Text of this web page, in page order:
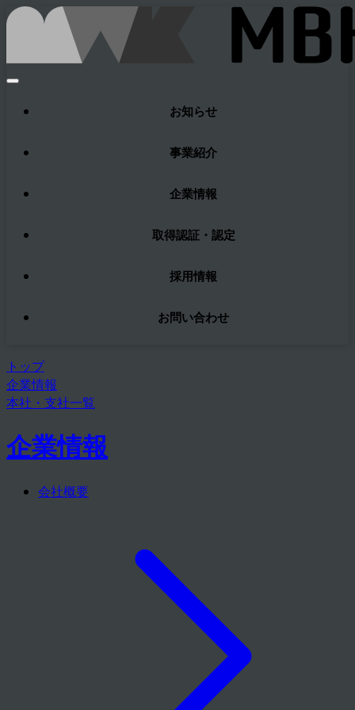
お知らせ
事業紹介
企業情報
取得認証・認定
採用情報
お問い合わせ
トップ
企業情報
本社・支社一覧
企業情報
会社概要